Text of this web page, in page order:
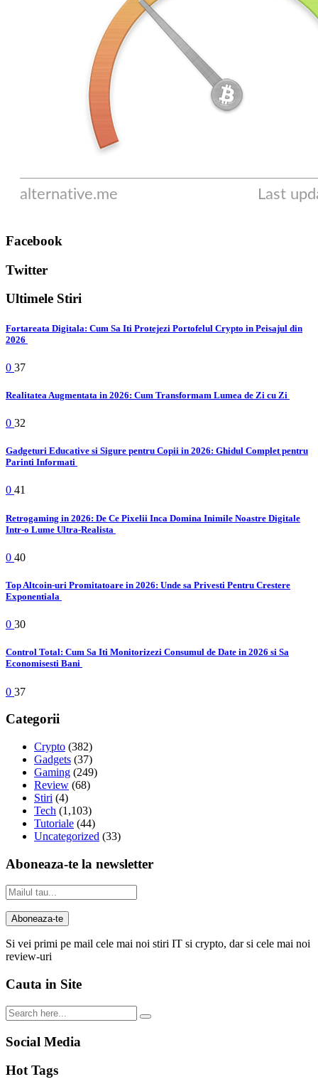
Facebook
Twitter
Ultimele Stiri
Fortareata Digitala: Cum Sa Iti Protejezi Portofelul Crypto in Peisajul din
2026
0 37
Realitatea Augmentata in 2026: Cum Transformam Lumea de Zi cu Zi
0 32
Gadgeturi Educative si Sigure pentru Copii in 2026: Ghidul Complet pentru
Parinti Informati
0 41
Retrogaming in 2026: De Ce Pixelii Inca Domina Inimile Noastre Digitale
Intr-o Lume Ultra-Realista
0 40
Top Altcoin-uri Promitatoare in 2026: Unde sa Privesti Pentru Crestere
Exponentiala
0 30
Control Total: Cum Sa Iti Monitorizezi Consumul de Date in 2026 si Sa
Economisesti Bani
0 37
Categorii
Crypto (382)
Gadgets (37)
Gaming (249)
Review (68)
Stiri (4)
Tech (1,103)
Tutoriale (44)
Uncategorized (33)
Aboneaza-te la newsletter
Si vei primi pe mail cele mai noi stiri IT si crypto, dar si cele mai noi
review-uri
Cauta in Site
Social Media
Hot Tags